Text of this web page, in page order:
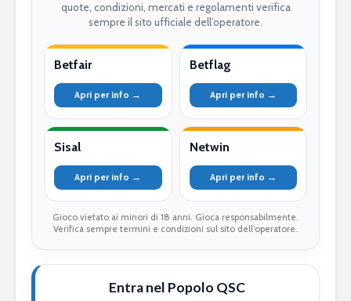
quote, condizioni, mercati e regolamenti verifica
sempre il sito ufficiale dell’operatore.
Betfair
Apri per info →
Betflag
Apri per info →
Sisal
Apri per info →
Netwin
Apri per info →
Gioco vietato ai minori di 18 anni. Gioca responsabilmente.
Verifica sempre termini e condizioni sul sito dell’operatore.
Entra nel Popolo QSC